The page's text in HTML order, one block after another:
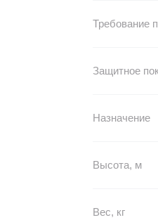
Требование
Защитное
Назначение
Высота, м
Вес, кг